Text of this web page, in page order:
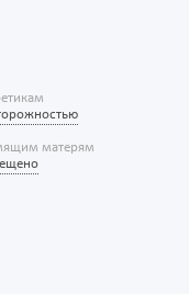
матерям